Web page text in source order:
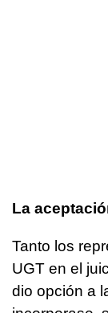
La
Tanto los
UGT en el
dio opción a